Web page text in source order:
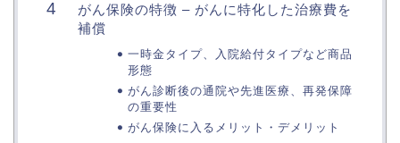
がん保険の特徴 – がんに特化した治療費を
補償
一時金タイプ、入院給付タイプなど商品
形態
がん診断後の通院や先進医療、再発保障
の重要性
がん保険に入るメリット・デメリット